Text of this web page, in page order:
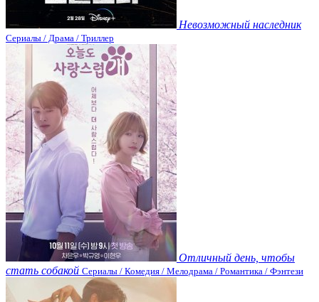
Невозможный наследник
Сериалы / Драма / Триллер
Отличный день, чтобы
стать собакой Сериалы / Комедия / Мелодрама / Романтика / Фэнтези